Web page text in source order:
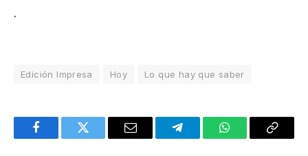
.
Edición Impresa Hoy Lo que hay que saber
FacebookTwitter Email TelegramWhatsAppCopy